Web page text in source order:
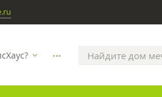
more_horizontal